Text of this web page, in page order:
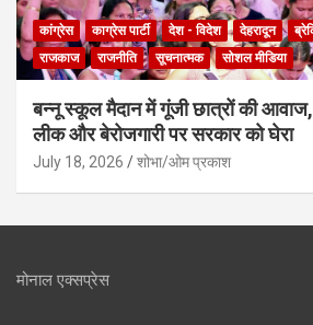
कांग्रेस काग्रेस पार्टी देश - विदेश देहरादून
राजकाज
राजनीति सूचनात्मक सोशल मीडिया
बन्नू स्कूल मैदान में गूंजी छात्रों की आवाज,
लीक और बेरोजगारी पर सरकार को घेरा
July 18, 2026 शोभा/ओम प्रकाश
मोनाल एक्सप्रेस